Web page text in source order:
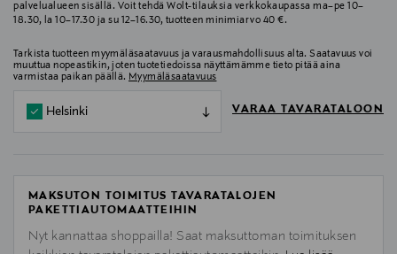
palvelualueen sisällä. Voit tehdä Wolt-tilauksia verkkokaupassa ma–pe 10–
18.30, la 10–17.30 ja su 12–16.30, tuotteen minimiarvo 40 €.
Tarkista tuotteen myymäläsaatavuus ja varausmahdollisuus alta. Saatavuus voi
muuttua nopeastikin, joten tuotetiedoissa näyttämämme tieto pitää aina
varmistaa paikan päällä. Myymäläsaatavuus
Helsinki VARAA TAVARATALOON
MAKSUTON TOIMITUS TAVARATALOJEN
PAKETTIAUTOMAATTEIHIN
Nyt kannattaa shoppailla! Saat maksuttoman toimituksen